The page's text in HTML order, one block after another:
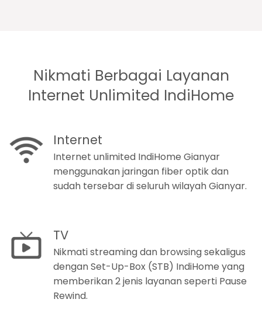
Nikmati Berbagai Layanan
Internet Unlimited IndiHome
Internet
Internet unlimited IndiHome Gianyar
menggunakan jaringan fiber optik dan
sudah tersebar di seluruh wilayah Gianyar.
TV
Nikmati streaming dan browsing sekaligus
dengan Set-Up-Box (STB) IndiHome yang
memberikan 2 jenis layanan seperti Pause
Rewind.